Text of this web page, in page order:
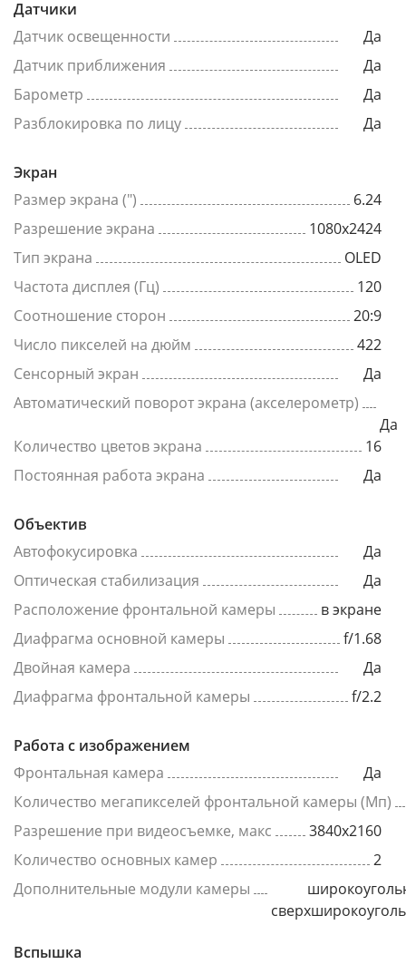
Датчики
Датчик освещенности
Да
Датчик приближения
Да
Барометр
Да
Разблокировка по лицу
Да
Экран
Размер экрана (")
6.24
Разрешение экрана
1080x2424
Тип экрана
OLED
Частота дисплея (Гц)
120
Соотношение сторон
20:9
Число пикселей на дюйм
422
Сенсорный экран
Да
Автоматический поворот экрана (акселерометр)
Да
Количество цветов экрана
16
Постоянная работа экрана
Да
Объектив
Автофокусировка
Да
Оптическая стабилизация
Да
Расположение фронтальной камеры
в экране
Диафрагма основной камеры
f/1.68
Двойная камера
Да
Диафрагма фронтальной камеры
f/2.2
Работа с изображением
Фронтальная камера
Да
Количество мегапикселей фронтальной камеры (Мп)
Разрешение при видеосъемке, макс
3840x2160
Количество основных камер
2
Дополнительные модули камеры
Вспышка